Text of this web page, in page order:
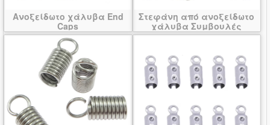
Ανοξείδωτο χάλυβα End
Caps
Στεφάνη από ανοξείδωτο
χάλυβα Συμβουλές